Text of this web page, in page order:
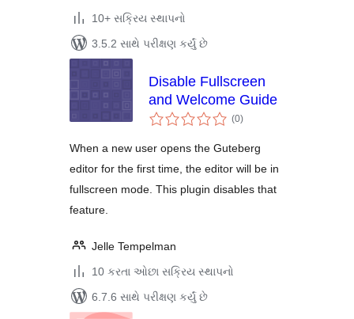
10+ સક્રિય સ્થાપનો
3.5.2 સાથે પરીક્ષણ કર્યું છે
Disable Fullscreen
and Welcome Guide
(0કુલ
રેટિંગ્સ
)
When a new user opens the Guteberg
editor for the first time, the editor will be in
fullscreen mode. This plugin disables that
feature.
Jelle Tempelman
10 કરતા ઓછા સક્રિય સ્થાપનો
6.7.6 સાથે પરીક્ષણ કર્યું છે